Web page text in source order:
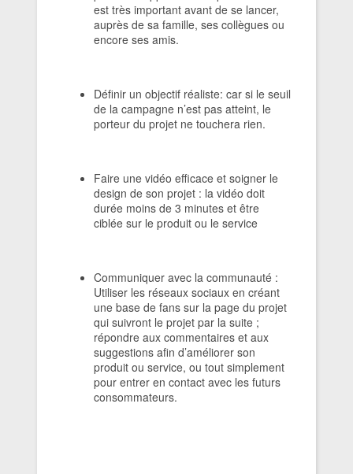
est très important avant de se lancer,
auprès de sa famille, ses collègues ou
encore ses amis.
Définir un objectif réaliste: car si le seuil
de la campagne n’est pas atteint, le
porteur du projet ne touchera rien.
Faire une vidéo efficace et soigner le
design de son projet : la vidéo doit
durée moins de 3 minutes et être
ciblée sur le produit ou le service
Communiquer avec la communauté :
Utiliser les réseaux sociaux en créant
une base de fans sur la page du projet
qui suivront le projet par la suite ;
répondre aux commentaires et aux
suggestions afin d’améliorer son
produit ou service, ou tout simplement
pour entrer en contact avec les futurs
consommateurs.